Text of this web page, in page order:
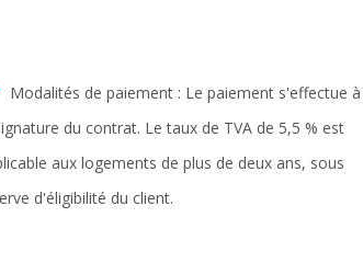
Modalités de paiement : Le paiement s'effectue à
du contrat. Le taux de TVA de 5,5 % est
aux logements de plus de deux ans, sous
d'éligibilité du client.